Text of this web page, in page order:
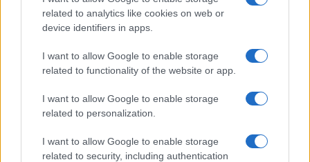
related to analytics like cookies on web or
device identifiers in apps.
I want to allow Google to enable storage
related to functionality of the website or app.
I want to allow Google to enable storage
related to personalization.
I want to allow Google to enable storage
related to security, including authentication
Ripensare le tecnologie umanitarie oltre i criteri dei
donatori
Martina Marchesi · 10 Lug 2026
B2B NEWS